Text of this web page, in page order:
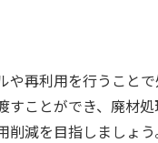
再利用を行うこと
ことができ、廃材
減を目指しましょう